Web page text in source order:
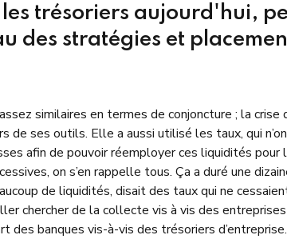
trésoriers aujourd'hui,
des stratégies et
similaires en termes de conjoncture ; la
de ses outils. Elle a aussi utilisé les taux, qui
afin de pouvoir réemployer ces liquidités
on s’en rappelle tous. Ça a duré une
de liquidités, disait des taux qui ne
chercher de la collecte vis à vis des
banques vis-à-vis des trésoriers d’entreprise.